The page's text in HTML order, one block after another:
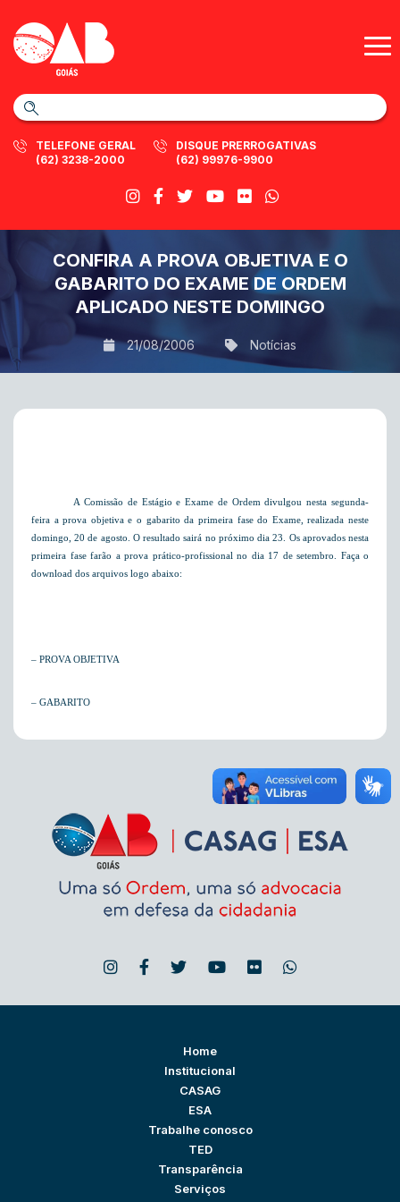
TELEFONE GERAL
(62) 3238-2000
DISQUE PRERROGATIVAS
(62) 99976-9900
CONFIRA A PROVA OBJETIVA E O
GABARITO DO EXAME DE ORDEM
APLICADO NESTE DOMINGO
21/08/2006 Notícias
A Comissão de Estágio e Exame de Ordem divulgou nesta segunda-
feira a prova objetiva e o gabarito da primeira fase do Exame, realizada neste
domingo, 20 de agosto. O resultado sairá no próximo dia 23. Os aprovados nesta
primeira fase farão a prova prático-profissional no dia 17 de setembro. Faça o
download dos arquivos logo abaixo:
– PROVA OBJETIVA
– GABARITO
Home
Institucional
CASAG
ESA
Trabalhe conosco
TED
Transparência
Serviços